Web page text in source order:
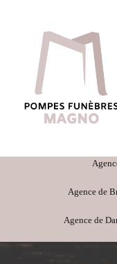
Agence de
Agence de